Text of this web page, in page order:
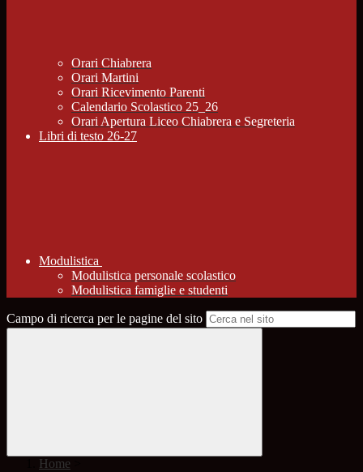
Orari Chiabrera
Orari Martini
Orari Ricevimento Parenti
Calendario Scolastico 25_26
Orari Apertura Liceo Chiabrera e Segreteria
Libri di testo 26-27
Modulistica
Modulistica personale scolastico
Modulistica famiglie e studenti
Campo di ricerca per le pagine del sito
Home